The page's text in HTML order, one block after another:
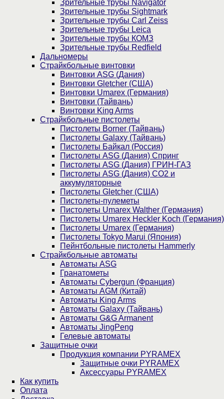
Зрительные трубы Navigator
Зрительные трубы Sightmark
Зрительные трубы Carl Zeiss
Зрительные трубы Leica
Зрительные трубы КОМЗ
Зрительные трубы Redfield
Дальномеры
Страйкбольные винтовки
Винтовки ASG (Дания)
Винтовки Gletcher (США)
Винтовки Umarex (Германия)
Винтовки (Тайвань)
Винтовки King Arms
Страйкбольные пистолеты
Пистолеты Borner (Тайвань)
Пистолеты Galaxy (Тайвань)
Пистолеты Байкал (Россия)
Пистолеты ASG (Дания) Спринг
Пистолеты ASG (Дания) ГРИН-ГАЗ
Пистолеты ASG (Дания) CO2 и
аккумуляторные
Пистолеты Gletcher (США)
Пистолеты-пулеметы
Пистолеты Umarex Walther (Германия)
Пистолеты Umarex Heckler Koch (Германия)
Пистолеты Umarex (Германия)
Пистолеты Tokyo Marui (Япония)
Пейнтбольные пистолеты Hammerly
Страйкбольные автоматы
Автоматы ASG
Гранатометы
Автоматы Cybergun (Франция)
Автоматы AGM (Китай)
Автоматы King Arms
Автоматы Galaxy (Тайвань)
Автоматы G&G Armanent
Автоматы JingPeng
Гелевые автоматы
Защитные очки
Продукция компании PYRAMEX
Защитные очки PYRAMEX
Аксессуары PYRAMEX
Как купить
Оплата